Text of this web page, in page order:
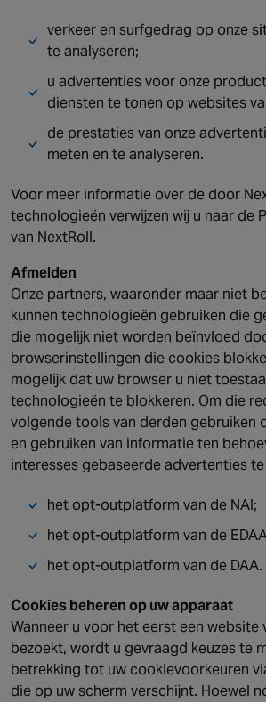
verkeer en surfgedrag op onze
te analyseren;
u advertenties voor onze
diensten te tonen op websites
de prestaties van onze
meten en te analyseren.
Voor meer informatie over de door
technologieën verwijzen wij u naar de
van NextRoll.
Afmelden
Onze partners, waaronder maar niet
kunnen technologieën gebruiken die
die mogelijk niet worden beïnvloed
browserinstellingen die cookies
mogelijk dat uw browser u niet
technologieën te blokkeren. Om die
volgende tools van derden gebruiken
en gebruiken van informatie ten
interesses gebaseerde advertenties
het opt-outplatform van de NAI;
het opt-outplatform van de
het opt-outplatform van de DAA.
Cookies beheren op uw apparaat
Wanneer u voor het eerst een website
bezoekt, wordt u gevraagd keuzes te
betrekking tot uw cookievoorkeuren
die op uw scherm verschijnt. Hoewel